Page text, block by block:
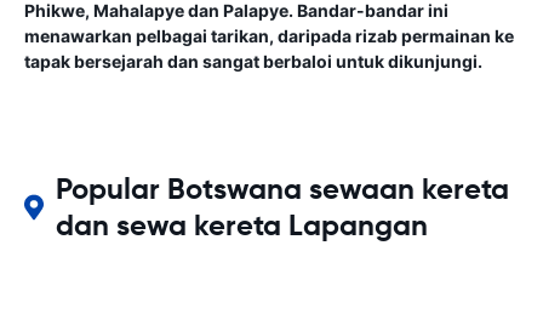
Phikwe, Mahalapye dan Palapye. Bandar-bandar ini
menawarkan pelbagai tarikan, daripada rizab permainan ke
tapak bersejarah dan sangat berbaloi untuk dikunjungi.
Popular Botswana sewaan kereta
dan sewa kereta Lapangan